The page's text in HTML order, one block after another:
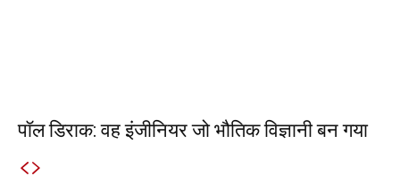
पॉल डिराक: वह इंजीनियर जो भौतिक विज्ञानी बन गया